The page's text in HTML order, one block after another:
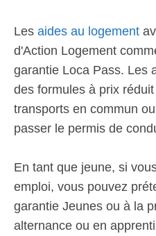
Les aides au logement
d'Action Logement
garantie Loca Pass. Les
des formules à prix
transports en commun
passer le permis de
En tant que jeune, si
emploi, vous pouvez
garantie Jeunes ou à la
alternance ou en